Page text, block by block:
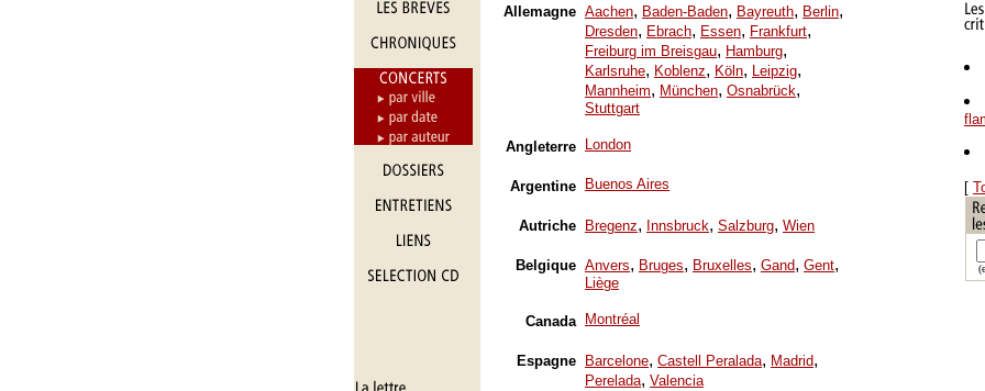
Allemagne Aachen, Baden-Baden, Bayreuth, Berlin,
Dresden, Ebrach, Essen, Frankfurt,
Freiburg im Breisgau, Hamburg,
Karlsruhe, Koblenz, Köln, Leipzig,
Mannheim, München, Osnabrück,
Stuttgart
Angleterre London
Argentine Buenos Aires
Autriche Bregenz, Innsbruck, Salzburg, Wien
Belgique Anvers, Bruges, Bruxelles, Gand, Gent,
Liège
Canada Montréal
Espagne Barcelone, Castell Peralada, Madrid,
Perelada, Valencia
[